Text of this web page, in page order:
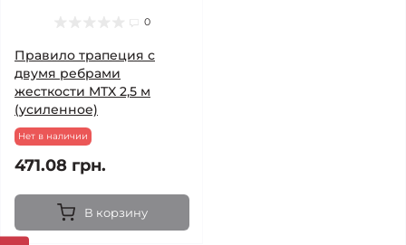
0
Правило трапеция с
двумя ребрами
жесткости MTX 2,5 м
(усиленное)
Нет в наличии
471.08 грн.
В корзину